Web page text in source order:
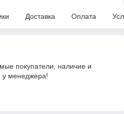
Доставка Оплата
наличие и
у менеджера!